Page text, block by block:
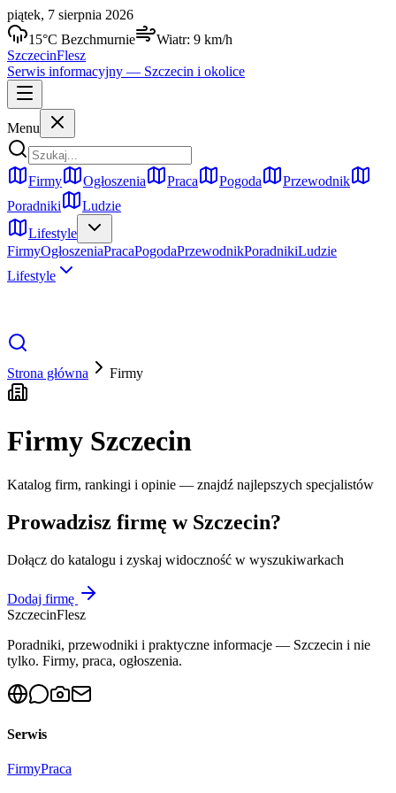
piątek, 7 sierpnia 2026
15°C Bezchmurnie Wiatr: 9 km/h
SzczecinFlesz
Serwis informacyjny — Szczecin i okolice
Menu
Firmy Ogłoszenia Praca Pogoda
Przewodnik
Poradniki
Ludzie
Lifestyle
FirmyOgłoszeniaPracaPogodaPrzewodnikPoradnikiLudzie
Lifestyle
Strona główna Firmy
Firmy Szczecin
Katalog firm, rankingi i opinie — znajdź najlepszych specjalistów
Prowadzisz firmę w Szczecin?
Dołącz do katalogu i zyskaj widoczność w wyszukiwarkach
Dodaj firmę
SzczecinFlesz
Poradniki, przewodniki i praktyczne informacje — Szczecin i nie
tylko. Firmy, praca, ogłoszenia.
Serwis
FirmyPraca